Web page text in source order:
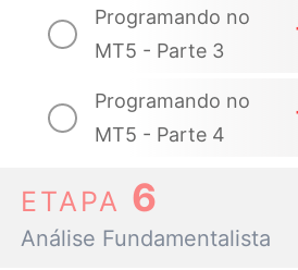
Programando no
MT5 - Parte 3
Programando no
MT5 - Parte 4
ETAPA 6
Análise Fundamentalista